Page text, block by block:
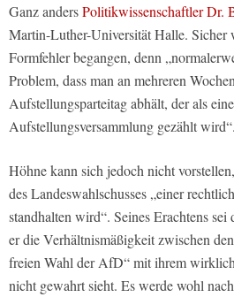
Ganz andersPolitikwissenschaftler Dr.
Martin-Luther-Universität Halle. Sicher
Formfehler begangen, denn
Problem, dass man an mehreren
Aufstellungsparteitag abhält, der als
Aufstellungsversammlung gezählt wird“.
Höhne kann sich jedoch nicht
des Landeswahlschusses „einer
standhalten wird“. Seines Erachtens
er die Verhältnismäßigkeit zwischen
freien Wahl der AfD“ mit ihrem
nicht gewahrt sieht. Es werde wohl